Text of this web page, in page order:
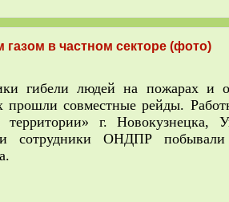
в частном секторе (фото)
гибели людей на пожарах и
прошли совместные рейды.
г. Новокузнецка,
сотрудники ОНДПР